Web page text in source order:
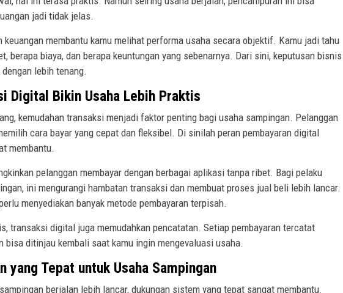
jadi tidak jelas.
keuangan membantu kamu melihat performa usaha secara objektif. Kamu jadi tahu
berapa biaya, dan berapa keuntungan yang sebenarnya. Dari sini, keputusan bisnis
lebih tenang.
Digital Bikin Usaha Lebih Praktis
kemudahan transaksi menjadi faktor penting bagi usaha sampingan. Pelanggan
cara bayar yang cepat dan fleksibel. Di sinilah peran pembayaran digital
membantu.
pelanggan membayar dengan berbagai aplikasi tanpa ribet. Bagi pelaku
ini mengurangi hambatan transaksi dan membuat proses jual beli lebih lancar.
menyediakan banyak metode pembayaran terpisah.
transaksi digital juga memudahkan pencatatan. Setiap pembayaran tercatat
bisa ditinjau kembali saat kamu ingin mengevaluasi usaha.
yang Tepat untuk Usaha Sampingan
berjalan lebih lancar, dukungan sistem yang tepat sangat membantu.